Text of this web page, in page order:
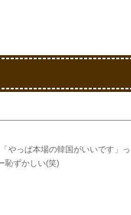
やっぱ本場の韓国がいいです」っ
恥ずかしい(笑)